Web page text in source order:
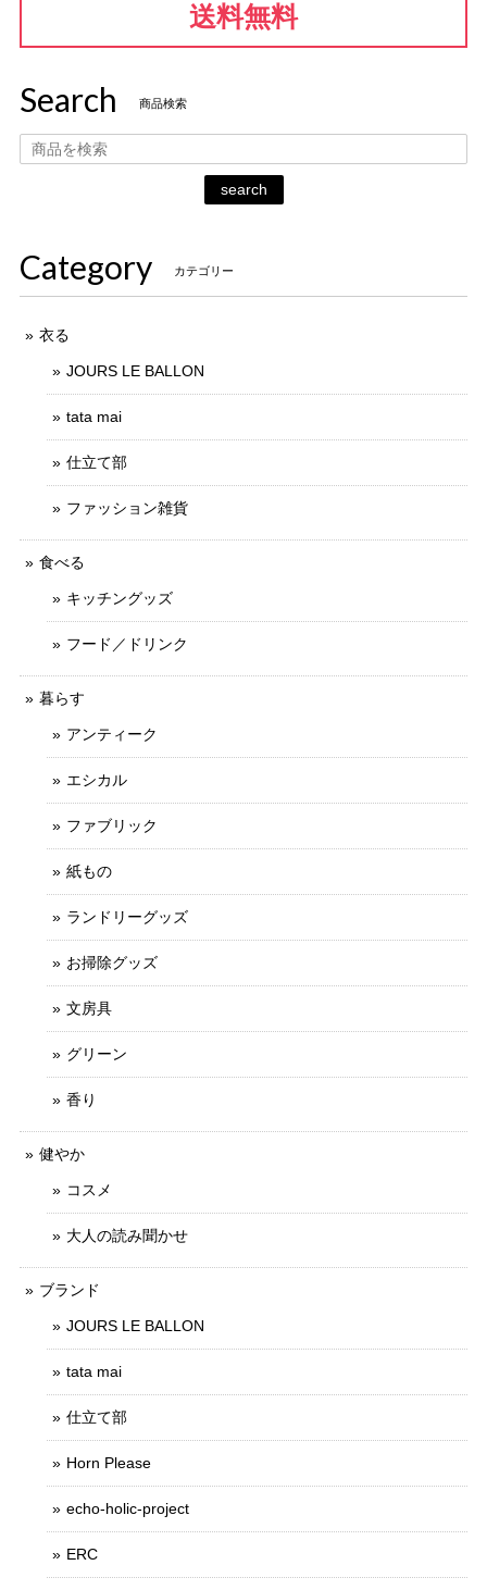
送料無料
Search 商品検索
search
Category カテゴリー
衣る
JOURS LE BALLON
tata mai
仕立て部
ファッション雑貨
食べる
キッチングッズ
フード／ドリンク
暮らす
アンティーク
エシカル
ファブリック
紙もの
ランドリーグッズ
お掃除グッズ
文房具
グリーン
香り
健やか
コスメ
大人の読み聞かせ
ブランド
JOURS LE BALLON
tata mai
仕立て部
Horn Please
echo-holic-project
ERC